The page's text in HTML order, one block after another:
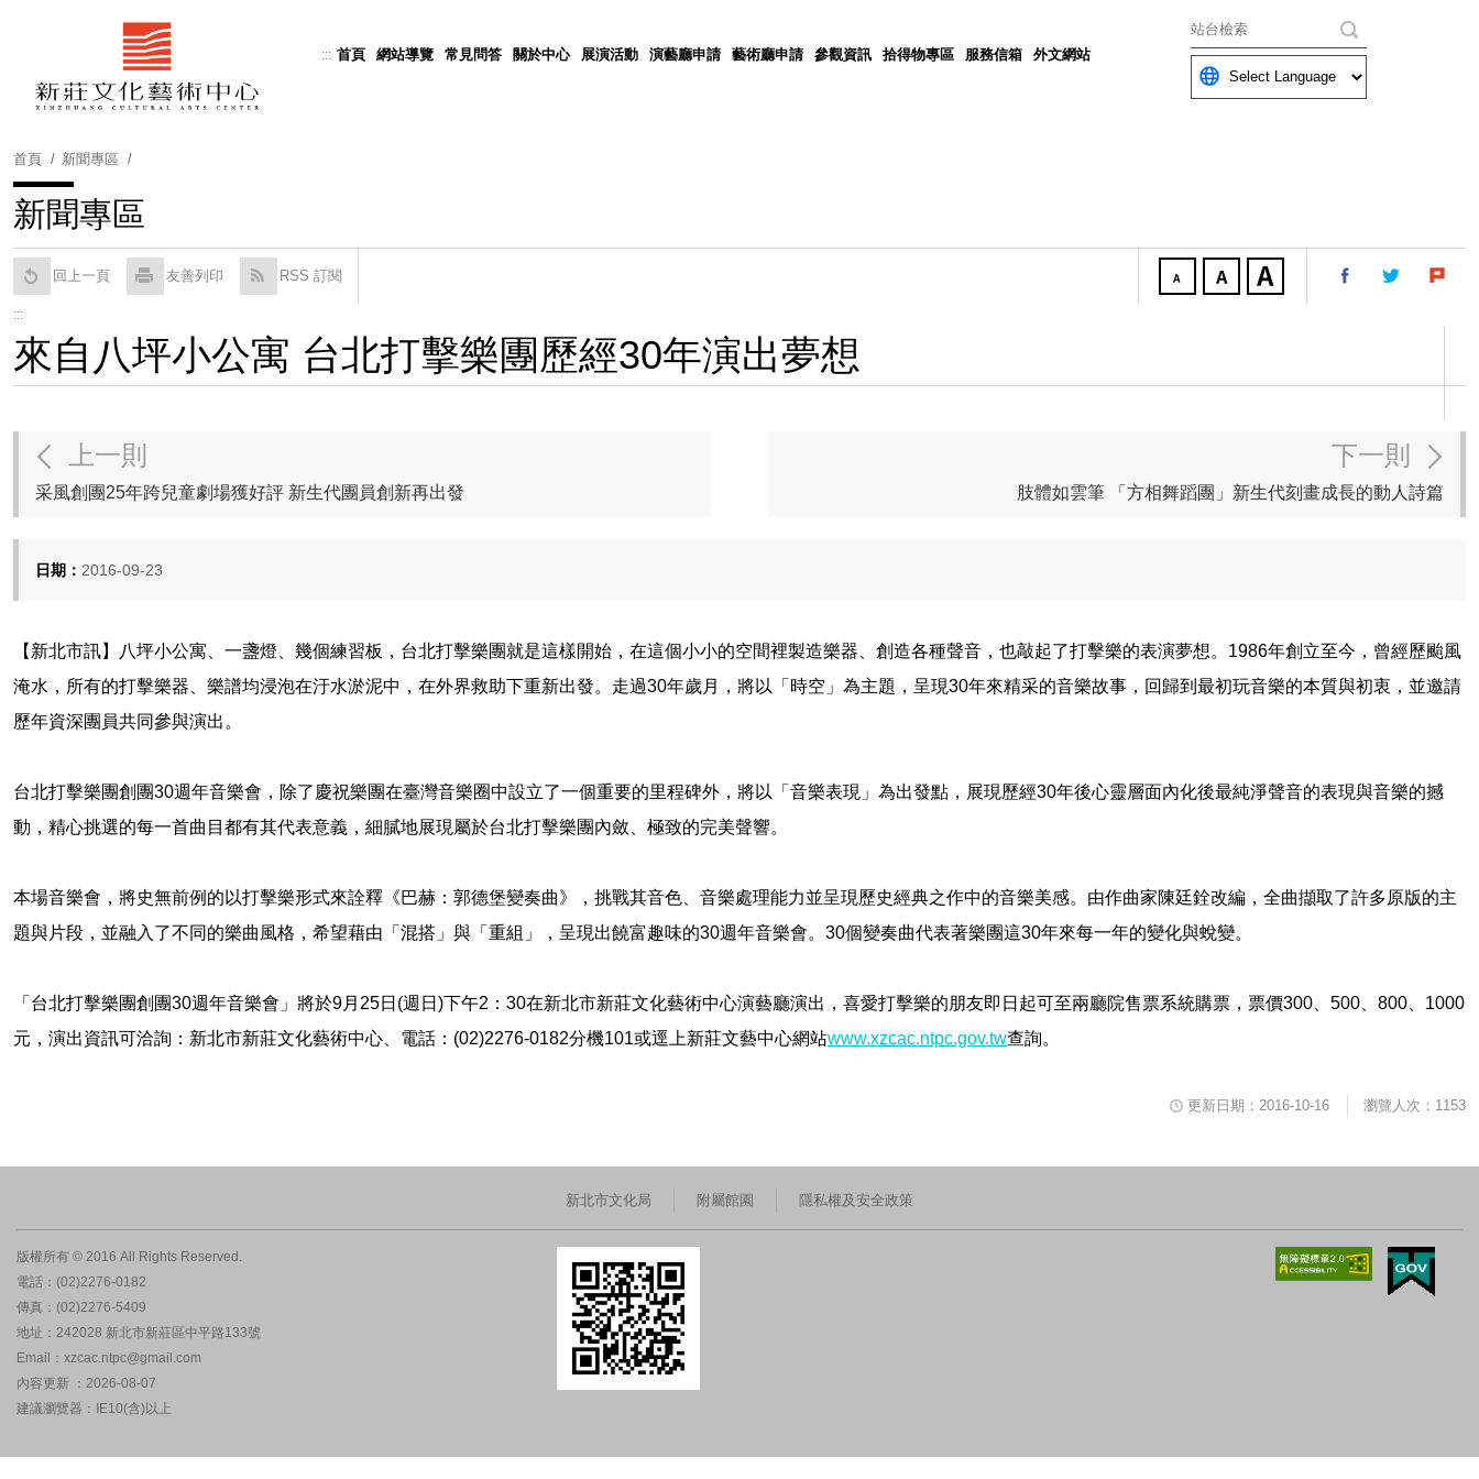
::: 首頁 網站導覽 常見問答 關於中心 展演活動 演藝廳申請 藝術廳申請 參觀資訊 拾得物專區 服務信箱 外文網站
關鍵字
Powered by
首頁 新聞專區
新聞專區
回上一頁 友善列印 RSS 訂閱
:::
來自八坪小公寓 台北打擊樂團歷經30年演出夢想
上一則
采風創團25年跨兒童劇場獲好評 新生代團員創新再出發
下一則
肢體如雲筆 「方相舞蹈團」新生代刻畫成長的動人詩篇
日期： 2016-09-23
【新北市訊】八坪小公寓、一盞燈、幾個練習板，台北打擊樂團就是這樣開始，在這個小小的空間裡製造樂器、創造各種聲音，也敲起了打擊樂的表演夢想。1986年創立至今，曾經歷颱風
淹水，所有的打擊樂器、樂譜均浸泡在汙水淤泥中，在外界救助下重新出發。走過30年歲月，將以「時空」為主題，呈現30年來精采的音樂故事，回歸到最初玩音樂的本質與初衷，並邀請
歷年資深團員共同參與演出。
台北打擊樂團創團30週年音樂會，除了慶祝樂團在臺灣音樂圈中設立了一個重要的里程碑外，將以「音樂表現」為出發點，展現歷經30年後心靈層面內化後最純淨聲音的表現與音樂的撼
動，精心挑選的每一首曲目都有其代表意義，細膩地展現屬於台北打擊樂團內斂、極致的完美聲響。
本場音樂會，將史無前例的以打擊樂形式來詮釋《巴赫：郭德堡變奏曲》，挑戰其音色、音樂處理能力並呈現歷史經典之作中的音樂美感。由作曲家陳廷銓改編，全曲擷取了許多原版的主
題與片段，並融入了不同的樂曲風格，希望藉由「混搭」與「重組」，呈現出饒富趣味的30週年音樂會。30個變奏曲代表著樂團這30年來每一年的變化與蛻變。
「台北打擊樂團創團30週年音樂會」將於9月25日(週日)下午2：30在新北市新莊文化藝術中心演藝廳演出，喜愛打擊樂的朋友即日起可至兩廳院售票系統購票，票價300、500、800、1000
元，演出資訊可洽詢：新北市新莊文化藝術中心、電話：(02)2276-0182分機101或逕上新莊文藝中心網站www.xzcac.ntpc.gov.tw查詢。
更新日期：2016-10-16 瀏覽人次：1153
新北市文化局 附屬館園 隱私權及安全政策
版權所有 © 2016 All Rights Reserved.
電話：(02)2276-0182
傳真：(02)2276-5409
地址：242028 新北市新莊區中平路133號
Email：xzcac.ntpc@gmail.com
內容更新 ：2026-08-07
建議瀏覽器：IE10(含)以上